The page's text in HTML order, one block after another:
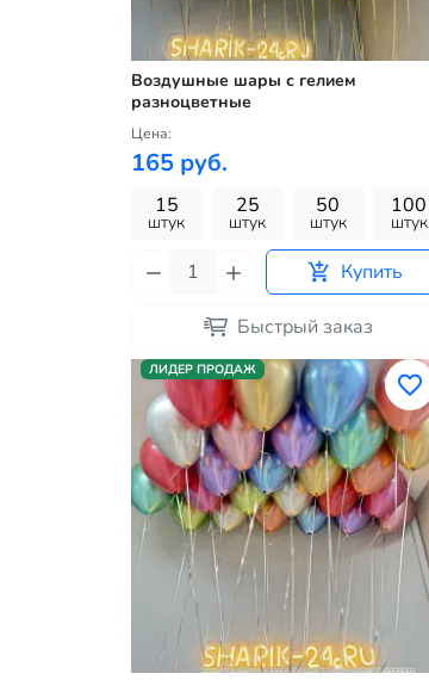
Воздушные шары с гелием
разноцветные
Цена:
165 руб.
15
штук
25
штук
50
штук
100
штук
Купить
Быстрый заказ
ЛИДЕР ПРОДАЖ